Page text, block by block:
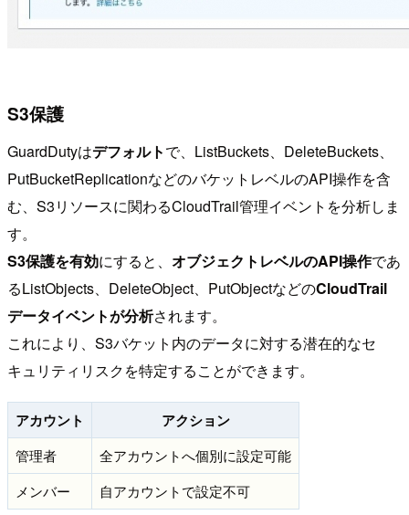
S3保護
GuardDutyはデフォルトで、ListBuckets、DeleteBuckets、
PutBucketReplicationなどのバケットレベルのAPI操作を含
む、S3リソースに関わるCloudTrail管理イベントを分析しま
す。
S3保護を有効にすると、 オブジェクトレベルのAPI操作であ
るListObjects、DeleteObject、PutObjectなどのCloudTrail
データイベントが分析されます。
これにより、S3バケット内のデータに対する潜在的なセ
キュリティリスクを特定することができます。
アカウント アクション
管理者
全アカウントへ個別に設定可能
メンバー
自アカウントで設定不可